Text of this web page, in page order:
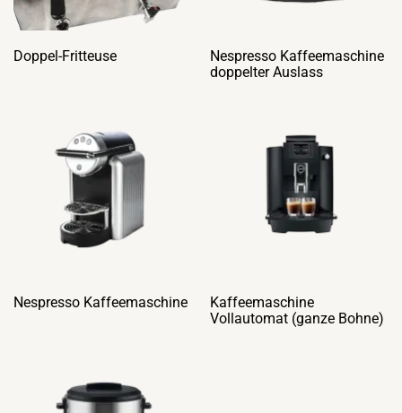
Doppel-Fritteuse
Nespresso Kaffeemaschine
doppelter Auslass
Nespresso Kaffeemaschine
Kaffeemaschine
Vollautomat (ganze Bohne)